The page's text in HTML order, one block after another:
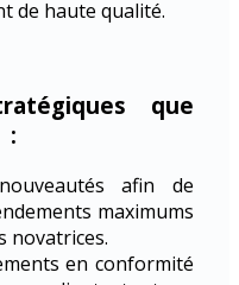
de haute qualité.
que
:
afin de
maximums
novatrices.
en conformité